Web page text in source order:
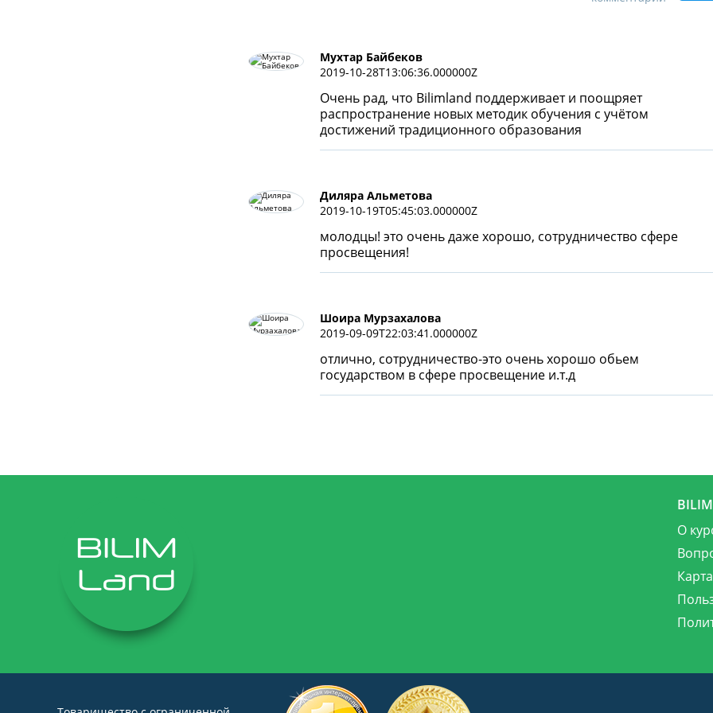
Мухтар Байбеков
2019-10-28T13:06:36.000000Z
Очень рад, что Bilimland поддерживает и поощряет
распространение новых методик обучения с учётом
достижений традиционного образования
Диляра Альметова
2019-10-19T05:45:03.000000Z
молодцы! это очень даже хорошо, сотрудничество сфере
просвещения!
Шоира Мурзахалова
2019-09-09T22:03:41.000000Z
отлично, сотрудничество-это очень хорошо обьем
государством в сфере просвещение и.т.д
О